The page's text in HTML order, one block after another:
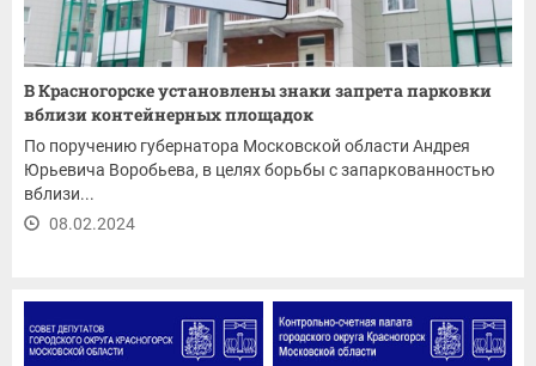
В Красногорске установлены знаки запрета парковки
вблизи контейнерных площадок
По поручению губернатора Московской области Андрея
Юрьевича Воробьева, в целях борьбы с запаркованностью
вблизи...
08.02.2024